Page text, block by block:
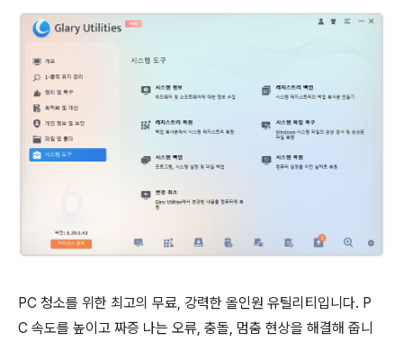
PC 청소를 위한 최고의 무료, 강력한 올인원 유틸리티입니다. P
C 속도를 높이고 짜증 나는 오류, 충돌, 멈춤 현상을 해결해 줍니